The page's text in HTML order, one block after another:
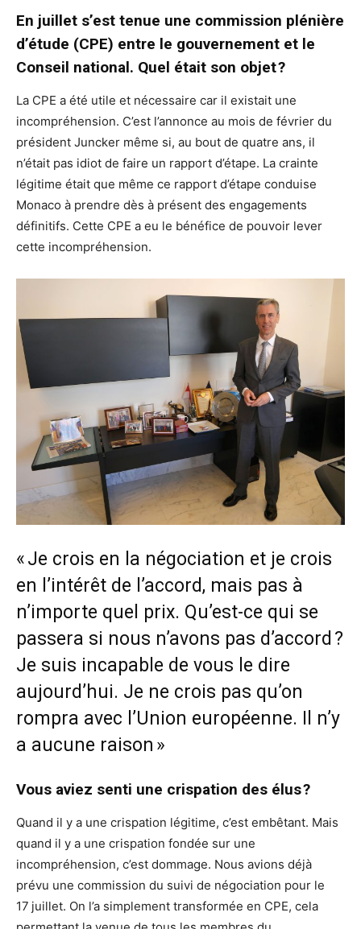
En juillet s’est tenue une commission plénière
d’étude (CPE) entre le gouvernement et le
Conseil national. Quel était son objet ?
La CPE a été utile et nécessaire car il existait une
incompréhension. C’est l’annonce au mois de février du
président Juncker même si, au bout de quatre ans, il
n’était pas idiot de faire un rapport d’étape. La crainte
légitime était que même ce rapport d’étape conduise
Monaco à prendre dès à présent des engagements
définitifs. Cette CPE a eu le bénéfice de pouvoir lever
cette incompréhension.
« Je crois en la négociation et je crois
en l’intérêt de l’accord, mais pas à
n’importe quel prix. Qu’est-ce qui se
passera si nous n’avons pas d’accord ?
Je suis incapable de vous le dire
aujourd’hui. Je ne crois pas qu’on
rompra avec l’Union européenne. Il n’y
a aucune raison »
Vous aviez senti une crispation des élus ?
Quand il y a une crispation légitime, c’est embêtant. Mais
quand il y a une crispation fondée sur une
incompréhension, c’est dommage. Nous avions déjà
prévu une commission du suivi de négociation pour le
17 juillet. On l’a simplement transformée en CPE, cela